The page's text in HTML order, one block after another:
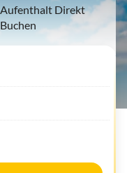
Aufenthalt Direkt
Buchen